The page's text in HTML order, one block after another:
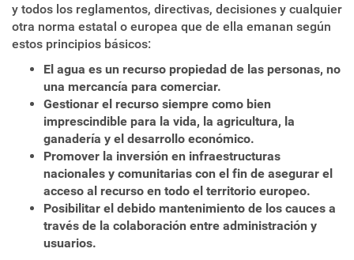
y todos los reglamentos, directivas, decisiones y cualquier
otra norma estatal o europea que de ella emanan según
estos principios básicos:
El agua es un recurso propiedad de las personas, no
una mercancía para comerciar.
Gestionar el recurso siempre como bien
imprescindible para la vida, la agricultura, la
ganadería y el desarrollo económico.
Promover la inversión en infraestructuras
nacionales y comunitarias con el fin de asegurar el
acceso al recurso en todo el territorio europeo.
Posibilitar el debido mantenimiento de los cauces a
través de la colaboración entre administración y
usuarios.